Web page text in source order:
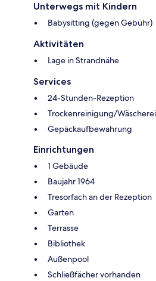
Unterwegs mit Kindern
Babysitting (gegen Gebühr)
Aktivitäten
Lage in Strandnähe
Services
24-Stunden-Rezeption
Trockenreinigung/
Gepäckaufbewahrung
Einrichtungen
1 Gebäude
Baujahr 1964
Tresorfach an der Rezeption
Garten
Terrasse
Bibliothek
Außenpool
Schließfächer vorhanden